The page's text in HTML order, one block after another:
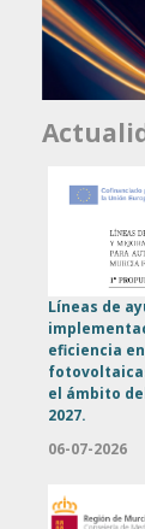
Líneas de
eficiencia
el ámbito
2027.
06-07-2026